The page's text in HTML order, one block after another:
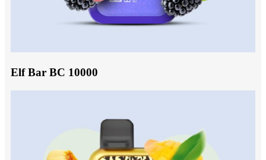
Elf Bar BC 10000